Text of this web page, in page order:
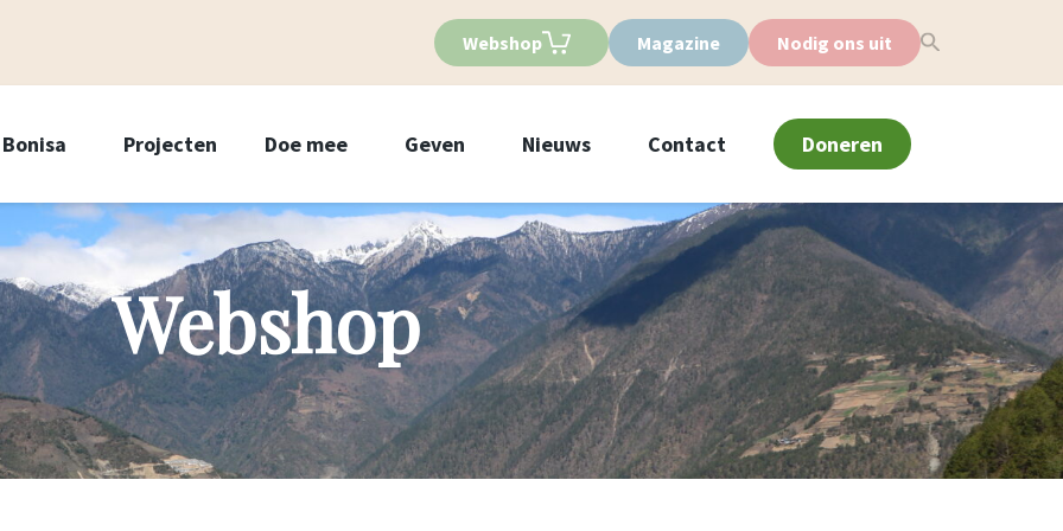
Webshop Magazine Nodig ons uit
Bonisa Projecten Doe mee Geven Nieuws Contact Doneren
Webshop